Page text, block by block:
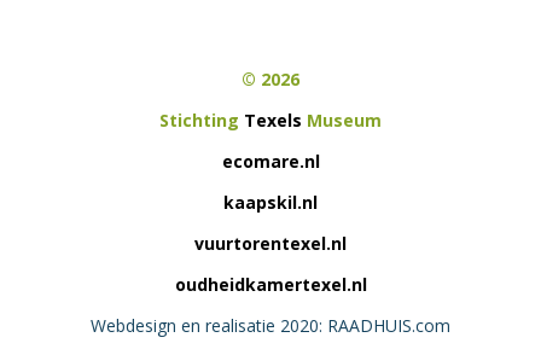
© 2026
Stichting Texels Museum
ecomare.nl
kaapskil.nl
vuurtorentexel.nl
oudheidkamertexel.nl
Webdesign en realisatie 2020: RAADHUIS.com